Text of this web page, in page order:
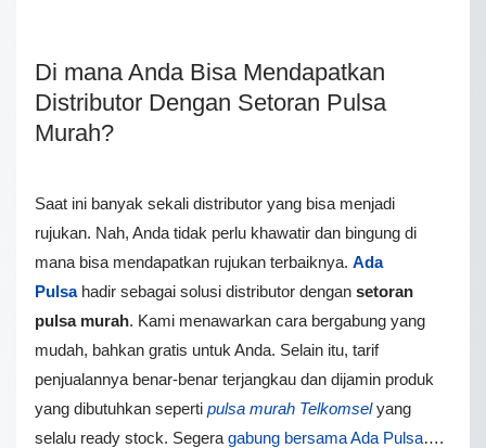
Di mana Anda Bisa Mendapatkan
Distributor Dengan Setoran Pulsa
Murah?
Saat ini banyak sekali distributor yang bisa menjadi
rujukan. Nah, Anda tidak perlu khawatir dan bingung di
mana bisa mendapatkan rujukan terbaiknya. Ada
Pulsahadir sebagai solusi distributor dengan setoran
pulsa murah. Kami menawarkan cara bergabung yang
mudah, bahkan gratis untuk Anda. Selain itu, tarif
penjualannya benar-benar terjangkau dan dijamin produk
yang dibutuhkan seperti pulsa murah Telkomselyang
selalu ready stock. Segera gabung bersama Ada Pulsa….